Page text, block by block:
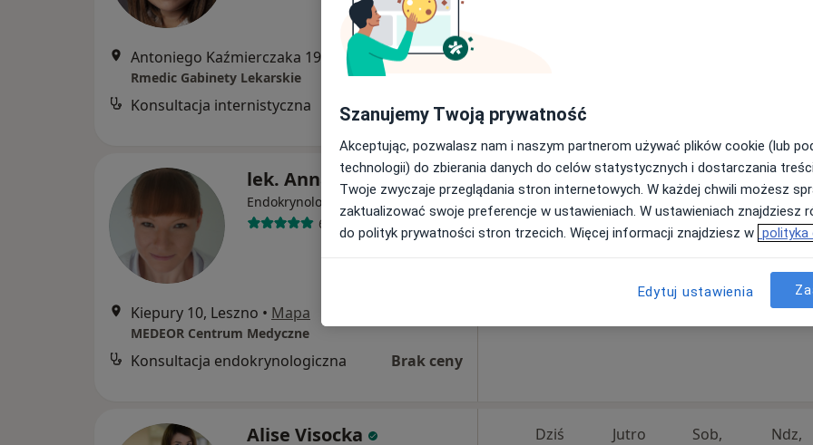
Antoniego Kaźmierczaka 19, Kościan•Mapa
Rmedic Gabinety Lekarskie
Konsultacja internistyczna Brak ceny
lek. Anna Berezowska
Endokrynolog, Internista · Więcej
69 opinii
Kiepury 10, Leszno • Mapa
MEDEOR Centrum Medyczne
Konsultacja endokrynologiczna Brak ceny
Dziś
6 Sie
Jutro
7 Sie
Sob,
8 Sie
Ndz,
9 Sie
Poproś o wizytę
Alise Visocka Dziś Jutro Sob, Ndz,
Szanujemy Twoją prywatność
Akceptując, pozwalasz nam i naszym partnerom używać plików cookie (lub
technologii) do zbierania danych do celów statystycznych i dostarczania
Twoje zwyczaje przeglądania stron internetowych. W każdej chwili możesz
zaktualizować swoje preferencje w ustawieniach. W ustawieniach znajdziesz
do polityk prywatności stron trzecich. Więcej informacji znajdziesz w polityka
Edytuj ustawienia